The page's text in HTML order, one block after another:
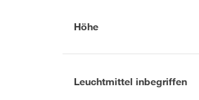
Höhe
Leuchtmittel inbegriffen